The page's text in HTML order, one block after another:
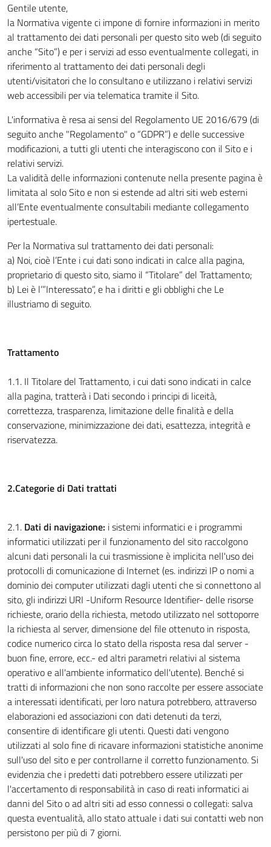
Gentile utente,
la Normativa vigente ci impone di fornire informazioni in merito
al trattamento dei dati personali per questo sito web (di seguito
anche “Sito”) e per i servizi ad esso eventualmente collegati, in
riferimento al trattamento dei dati personali degli
utenti/visitatori che lo consultano e utilizzano i relativi servizi
web accessibili per via telematica tramite il Sito.
L'informativa è resa ai sensi del Regolamento UE 2016/679 (di
seguito anche "Regolamento" o “GDPR”) e delle successive
modificazioni, a tutti gli utenti che interagiscono con il Sito e i
relativi servizi.
La validità delle informazioni contenute nella presente pagina è
limitata al solo Sito e non si estende ad altri siti web esterni
all’Ente eventualmente consultabili mediante collegamento
ipertestuale.
Per la Normativa sul trattamento dei dati personali:
a) Noi, cioè l’Ente i cui dati sono indicati in calce alla pagina,
proprietario di questo sito, siamo il “Titolare” del Trattamento;
b) Lei è l’”Interessato”, e ha i diritti e gli obblighi che Le
illustriamo di seguito.
Trattamento
1.1. Il Titolare del Trattamento, i cui dati sono indicati in calce
alla pagina, tratterà i Dati secondo i principi di liceità,
correttezza, trasparenza, limitazione delle finalità e della
conservazione, minimizzazione dei dati, esattezza, integrità e
riservatezza.
2.Categorie di Dati trattati
2.1. Dati di navigazione: i sistemi informatici e i programmi
informatici utilizzati per il funzionamento del sito raccolgono
alcuni dati personali la cui trasmissione è implicita nell'uso dei
protocolli di comunicazione di Internet (es. indirizzi IP o nomi a
dominio dei computer utilizzati dagli utenti che si connettono al
sito, gli indirizzi URI -Uniform Resource Identifier- delle risorse
richieste, orario della richiesta, metodo utilizzato nel sottoporre
la richiesta al server, dimensione del file ottenuto in risposta,
codice numerico circa lo stato della risposta resa dal server -
buon fine, errore, ecc.- ed altri parametri relativi al sistema
operativo e all'ambiente informatico dell'utente). Benché si
tratti di informazioni che non sono raccolte per essere associate
a interessati identificati, per loro natura potrebbero, attraverso
elaborazioni ed associazioni con dati detenuti da terzi,
consentire di identificare gli utenti. Questi dati vengono
utilizzati al solo fine di ricavare informazioni statistiche anonime
sull'uso del sito e per controllarne il corretto funzionamento. Si
evidenzia che i predetti dati potrebbero essere utilizzati per
l'accertamento di responsabilità in caso di reati informatici ai
danni del Sito o ad altri siti ad esso connessi o collegati: salva
questa eventualità, allo stato attuale i dati sui contatti web non
persistono per più di 7 giorni.